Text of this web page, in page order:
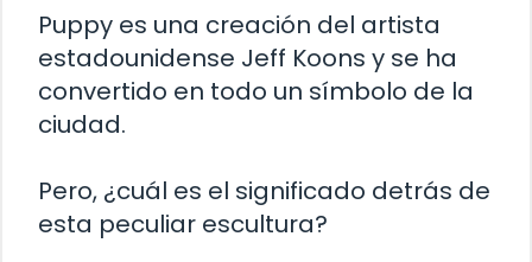
Puppy es una creación del artista
estadounidense Jeff Koons y se ha
convertido en todo un símbolo de la
ciudad.
Pero, ¿cuál es el significado detrás de
esta peculiar escultura?